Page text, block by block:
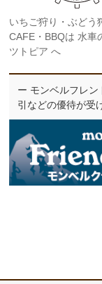
いちご狩り・ぶどう
CAFE・BBQは 水車
ツトピア へ
ー モンベルフレン
引などの優待が受